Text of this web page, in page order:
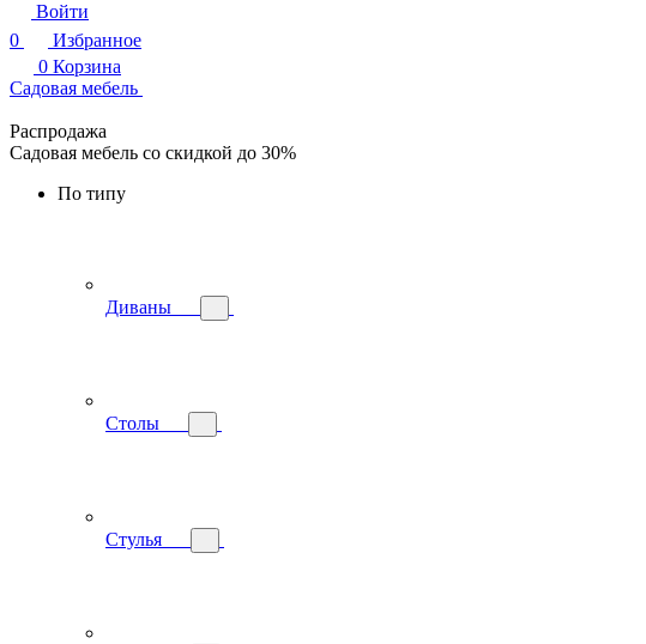
Войти
0
Избранное
0 Корзина
Садовая мебель
Распродажа
Садовая мебель со скидкой до 30%
По типу
Диваны
Столы
Стулья